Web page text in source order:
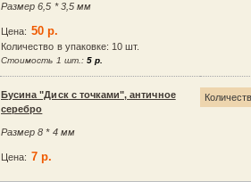
Размер 6,5 * 3,5 мм
Цена: 50 р.
Количество в упаковке: 10 шт.
Стоимость 1 шт.: 5 р.
Бусина "Диск с точками", античное
серебро
Размер 8 * 4 мм
Цена: 7 р.